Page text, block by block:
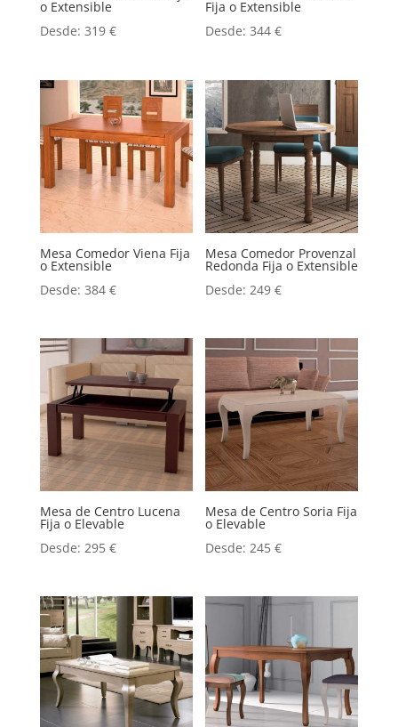
o Extensible
Desde: 319 €
Fija o Extensible
Desde:344€
Mesa Comedor Viena Fija
o Extensible
Desde: 384 €
Mesa Comedor Provenzal
Redonda Fija o Extensible
Desde: 249€
Mesa de Centro Lucena
Fija o Elevable
Desde: 295 €
Mesa de Centro Soria Fija
o Elevable
Desde: 245€